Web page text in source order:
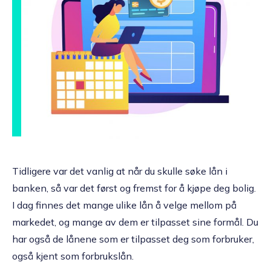
Tidligere var det vanlig at når du skulle søke lån i
banken, så var det først og fremst for å kjøpe deg bolig.
I dag finnes det mange ulike lån å velge mellom på
markedet, og mange av dem er tilpasset sine formål. Du
har også de lånene som er tilpasset deg som forbruker,
også kjent som forbrukslån.